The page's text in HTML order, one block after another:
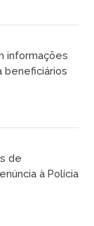
informações
beneficiários
de
à Polícia